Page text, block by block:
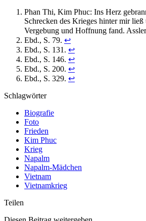
Phan Thi, Kim Phuc: Ins Herz
Schrecken des Krieges hinter mir ließ
Vergebung und Hoffnung fand.
Ebd., S. 79. ↩︎
Ebd., S. 131. ↩︎
Ebd., S. 146. ↩︎
Ebd., S. 200. ↩︎
Ebd., S. 329. ↩︎
Schlagwörter
Biografie
Foto
Frieden
Kim Phuc
Krieg
Napalm
Napalm-Mädchen
Vietnam
Vietnamkrieg
Teilen